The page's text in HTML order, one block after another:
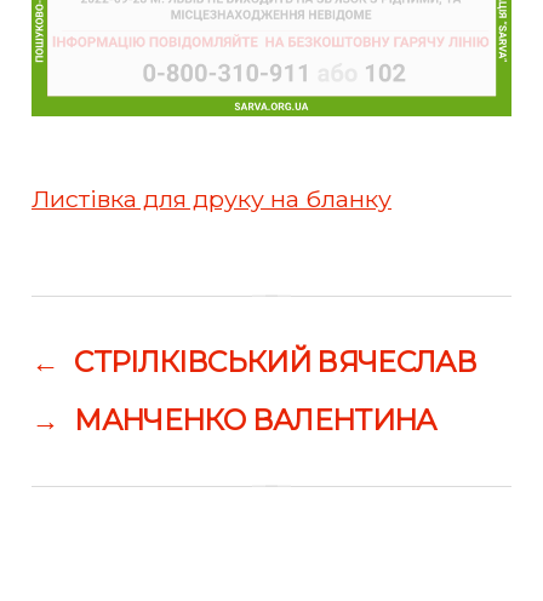
Листівка для друку на бланку
← СТРІЛКІВСЬКИЙ ВЯЧЕСЛАВ
→
МАНЧЕНКО ВАЛЕНТИНА